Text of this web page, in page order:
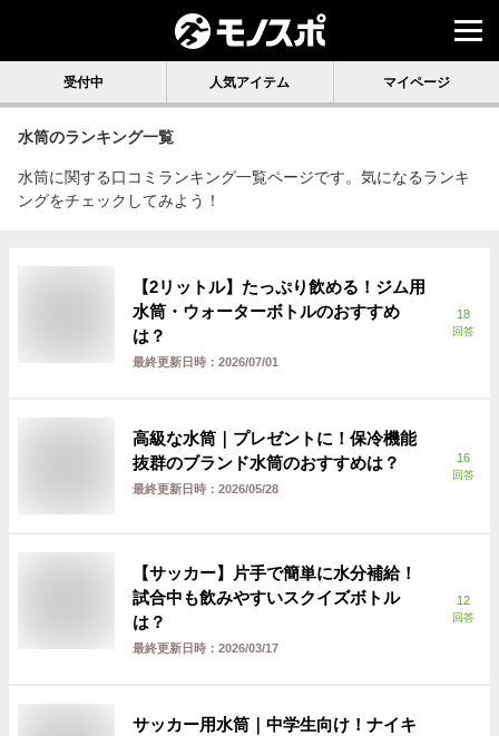
受付中 人気アイテム マイページ
水筒のランキング一覧
水筒に関する口コミランキング一覧ページです。気になるランキ
ングをチェックしてみよう！
【2リットル】たっぷり飲める！ジム用
水筒・ウォーターボトルのおすすめ
は？
最終更新日時： 2026/07/01
18
回答
高級な水筒｜プレゼントに！保冷機能
抜群のブランド水筒のおすすめは？
最終更新日時： 2026/05/28
16
回答
【サッカー】片手で簡単に水分補給！
試合中も飲みやすいスクイズボトル
は？
最終更新日時： 2026/03/17
12
回答
サッカー用水筒｜中学生向け！ナイキ